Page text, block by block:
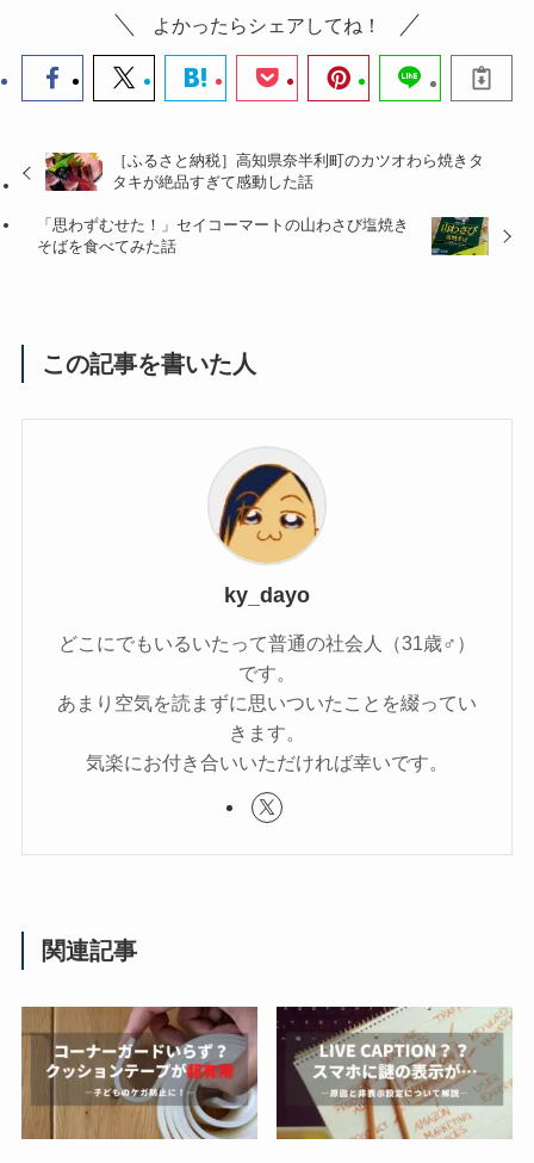
よかったらシェアしてね！
［ふるさと納税］高知県奈半利町のカツオわら焼きタ
タキが絶品すぎて感動した話
「思わずむせた！」セイコーマートの山わさび塩焼き
そばを食べてみた話
この記事を書いた人
ky_dayo
どこにでもいるいたって普通の社会人（31歳♂）
です。
あまり空気を読まずに思いついたことを綴ってい
きます。
気楽にお付き合いいただければ幸いです。
関連記事